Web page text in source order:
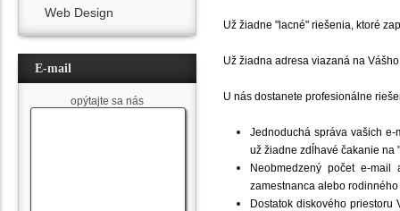
Web Design
E-mail
opýtajte sa nás
Už žiadne "lacné" riešenia, ktoré
Už žiadna adresa viazaná na
U nás dostanete profesionálne
Jednoduchá správa vašich
už žiadne zdĺhavé čakanie na
Neobmedzený počet e-
zamestnanca alebo
Dostatok diskového